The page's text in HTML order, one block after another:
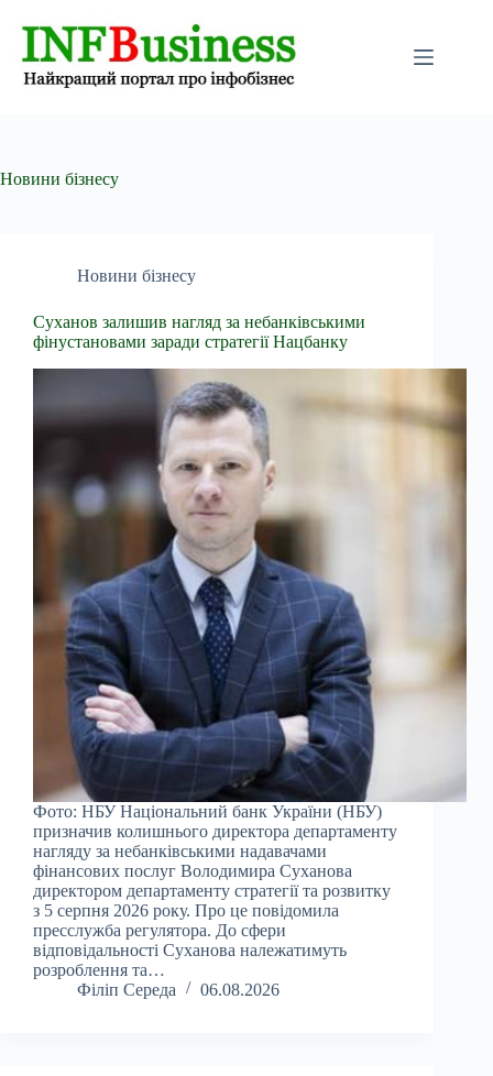
Новини бізнесу
Новини бізнесу
Суханов залишив нагляд за небанківськими
фінустановами заради стратегії Нацбанку
Фото: НБУ Національний банк України (НБУ)
призначив колишнього директора департаменту
нагляду за небанківськими надавачами
фінансових послуг Володимира Суханова
директором департаменту стратегії та розвитку
з 5 серпня 2026 року. Про це повідомила
пресслужба регулятора. До сфери
відповідальності Суханова належатимуть
розроблення та…
Філіп Середа
06.08.2026